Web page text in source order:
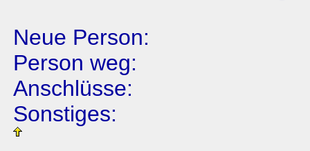
Neue Person:
Person weg:
Anschlüsse:
Sonstiges: